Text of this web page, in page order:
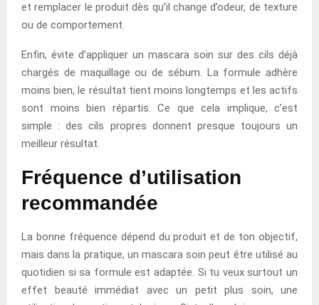
et remplacer le produit dès qu’il change d’odeur, de texture
ou de comportement.
Enfin, évite d’appliquer un mascara soin sur des cils déjà
chargés de maquillage ou de sébum. La formule adhère
moins bien, le résultat tient moins longtemps et les actifs
sont moins bien répartis. Ce que cela implique, c’est
simple : des cils propres donnent presque toujours un
meilleur résultat.
Fréquence d’utilisation
recommandée
La bonne fréquence dépend du produit et de ton objectif,
mais dans la pratique, un mascara soin peut être utilisé au
quotidien si sa formule est adaptée. Si tu veux surtout un
effet beauté immédiat avec un petit plus soin, une